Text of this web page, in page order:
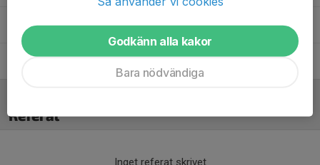
Lars NordlingTränare
Walter SchybergerTränare
Referat
Inget referat skrivet
Godkänn alla kakor
Bara nödvändiga